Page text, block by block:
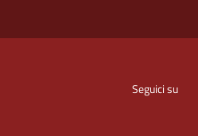
Seguici su